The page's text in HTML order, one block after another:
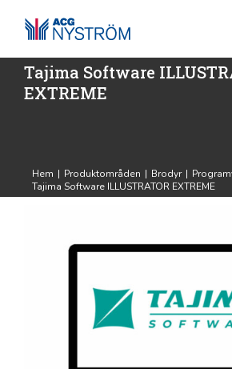
innehållet
Tajima Software
EXTREME
Hem | Produktområden | Brodyr |
Tajima Software ILLUSTRATOR EXTREME